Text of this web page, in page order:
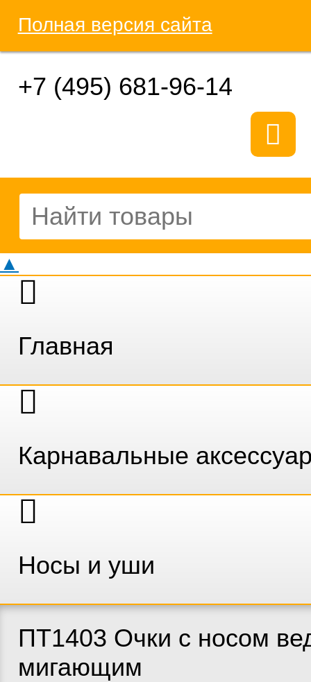
Полная версия сайта
+7 (495) 681-96-14
▲
Главная
Карнавальные
Носы и уши
ПТ1403 Очки с носом
мигающим